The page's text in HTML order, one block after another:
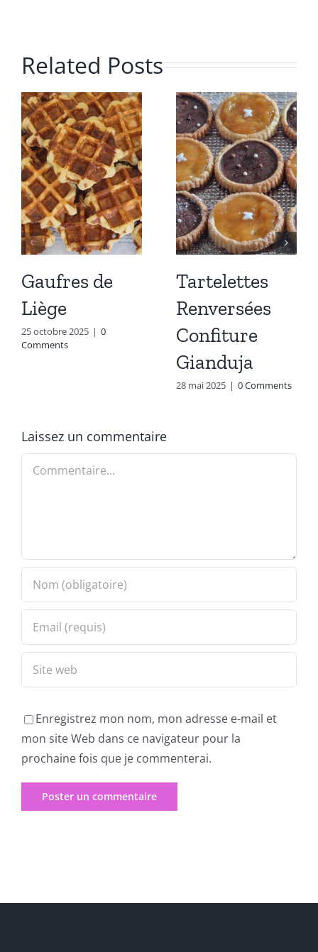
Related Posts
Gaufres de
Liège
25 octobre 2025 | 0
Comments
Tartelettes
Renversées
Confiture
Gianduja
28 mai 2025 | 0 Comments
Laissez un commentaire
Commentaire
Enregistrez mon nom, mon adresse e-mail et
mon site Web dans ce navigateur pour la
prochaine fois que je commenterai.